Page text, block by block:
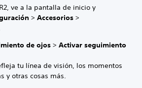
ve a la pantalla de inicio y
> Accesorios >
de ojos > Activar seguimiento
tu línea de visión, los momentos
y otras cosas más.